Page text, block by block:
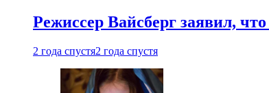
Режиссер Вайсберг заявил,
2 года спустя2 года спустя